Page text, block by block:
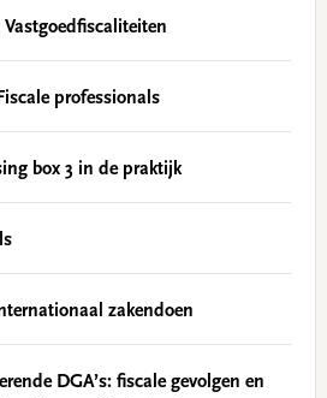
professionals
box 3 in de praktijk
zakendoen
DGA’s: fiscale gevolgen en